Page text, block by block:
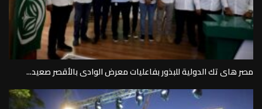
مصر هاى تك الدولية للبذور بفاعليات معرض الوادى بالأقصر صعيد...